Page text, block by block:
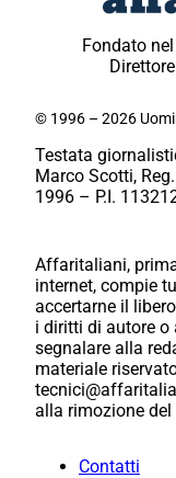
Fondato
© 1996 – 2026
Testata
Marco Scotti,
1996 – P.I.
Affaritaliani,
internet, compie
accertarne il
i diritti di autore o
segnalare alla
materiale
alla rimozione
Contatti